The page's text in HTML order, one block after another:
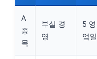
A
종
목
부실 경
영
5 영
업일